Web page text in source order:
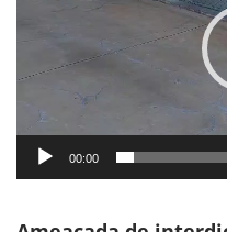
00:00